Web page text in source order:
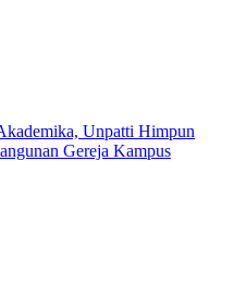
Unpatti Himpun
Gereja Kampus